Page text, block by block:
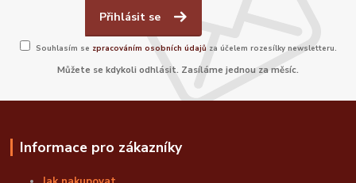
Přihlásit se
Souhlasím se zpracováním osobních údajů za účelem rozesílky newsletteru.
Můžete se kdykoli odhlásit. Zasíláme jednou za měsíc.
Informace pro zákazníky